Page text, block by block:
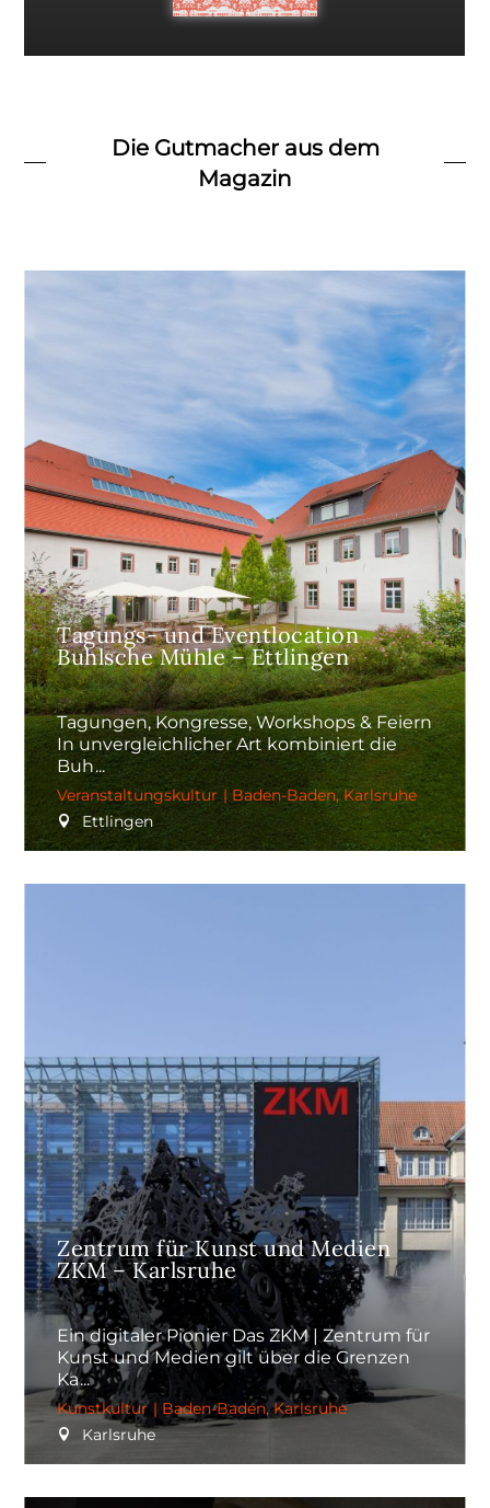
Die Gutmacher aus dem
Magazin
Tagungs- und Eventlocation
Buhlsche Mühle – Ettlingen
Tagungen, Kongresse, Workshops & Feiern
In unvergleichlicher Art kombiniert die
Buh
Veranstaltungskultur |Baden-Baden,Karlsruhe
Ettlingen
Zentrum für Kunst und Medien
ZKM – Karlsruhe
Ein digitaler Pionier Das ZKM | Zentrum für
Kunst und Medien gilt über die Grenzen
Ka
Kunstkultur | Baden-Baden,Karlsruhe
Karlsruhe